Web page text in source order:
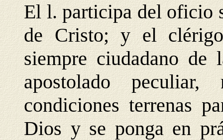
El l. participa del oficio
de Cristo; y el
siempre ciudadano
apostolado
condiciones terrenas
Dios y se ponga en